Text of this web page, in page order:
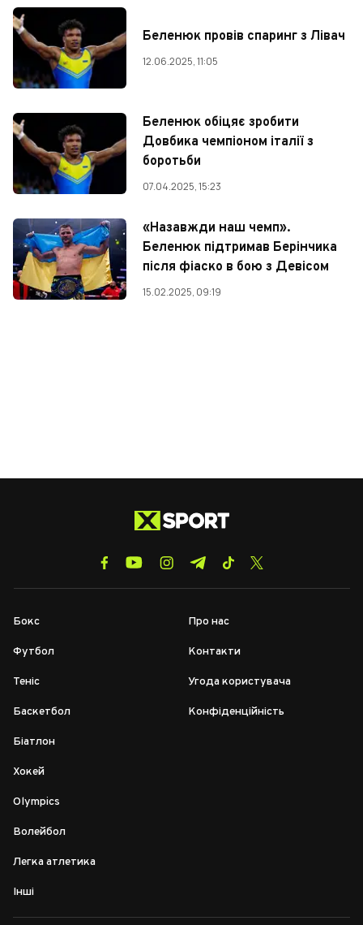
Беленюк провів спаринг з Лівач
12.06.2025, 11:05
Беленюк обіцяє зробити
Довбика чемпіоном італії з
боротьби
07.04.2025, 15:23
«Назавжди наш чемп».
Беленюк підтримав Берінчика
після фіаско в бою з Девісом
15.02.2025, 09:19
Бокс
Футбол
Теніс
Баскетбол
Біатлон
Хокей
Olympics
Волейбол
Легка атлетика
Інші
Про нас
Контакти
Угода користувача
Конфіденційність